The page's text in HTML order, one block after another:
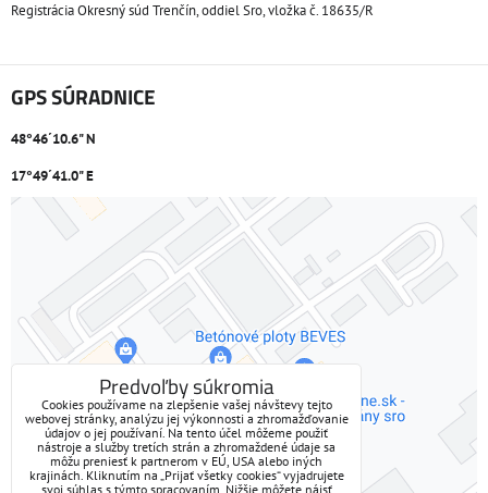
Registrácia Okresný súd Trenčín, oddiel Sro, vložka č. 18635/R
GPS SÚRADNICE
48°46´10.6" N
17°49´41.0" E
Externý obsah je blokovaný Voľbami súkromia
Prajete si načítať externý obsah?
Povoliť tentokrát
Povoliť a zapamätať - súhlas s druhom cookie: Funkčné
Otvoriť obsah v novom okne
Predvoľby súkromia
Cookies používame na zlepšenie vašej návštevy tejto
webovej stránky, analýzu jej výkonnosti a zhromažďovanie
údajov o jej používaní. Na tento účel môžeme použiť
nástroje a služby tretích strán a zhromaždené údaje sa
môžu preniesť k partnerom v EÚ, USA alebo iných
krajinách. Kliknutím na „Prijať všetky cookies“ vyjadrujete
svoj súhlas s týmto spracovaním. Nižšie môžete nájsť